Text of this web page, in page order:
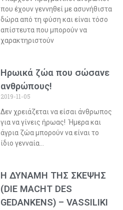
που έχουν γεννηθεί με ασυνήθιστα
δώρα από τη φύση και είναι τόσο
απίστευτα που μπορούν να
χαρακτηριστούν
Ηρωικά ζώα που σώσανε
ανθρώπους!
2019-11-05
Δεν χρειάζεται να είσαι άνθρωπος
για να γίνεις ήρωας! Ήμερα και
άγρια ζώα μπορούν να είναι το
ίδιο γενναία…
Η ΔΥΝΑΜΗ ΤΗΣ ΣΚΕΨΗΣ
(DIE MACHT DES
GEDANKENS) – VASSILIKI